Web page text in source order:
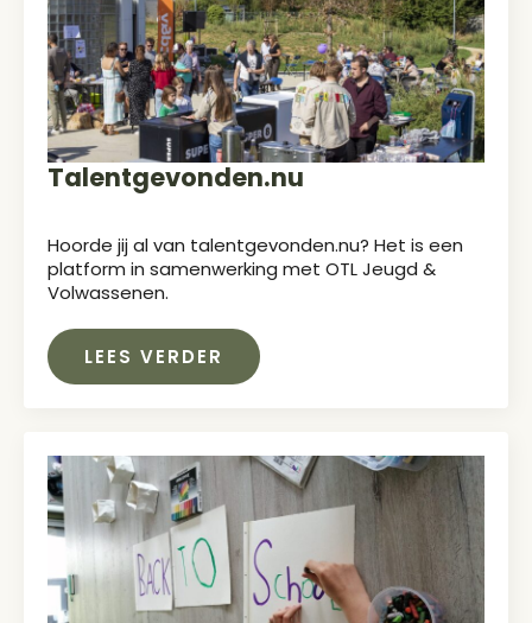
Talentgevonden.nu
Hoorde jij al van talentgevonden.nu? Het is een
platform in samenwerking met OTL Jeugd &
Volwassenen.
LEES VERDER